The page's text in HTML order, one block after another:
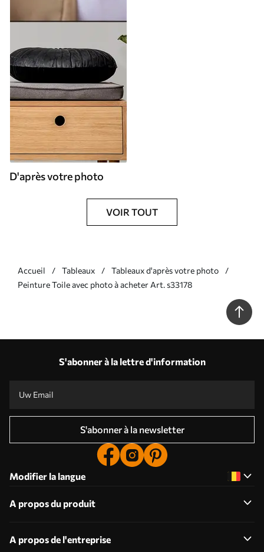
D'après votre photo
VOIR TOUT
Accueil Tableaux
Tableaux d'après votre photo
Peinture Toile avec photo à acheter Art. s33178
S'abonner à la lettre d'information
S'abonner à la newsletter
Modifier la langue
A propos du produit
A propos de l'entreprise